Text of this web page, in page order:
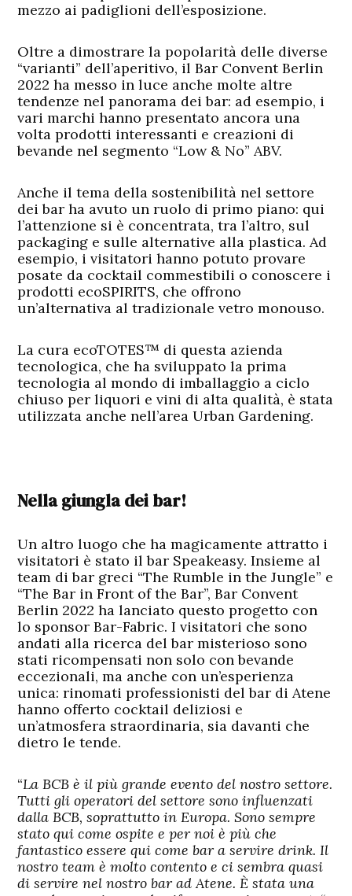
mezzo ai padiglioni dell’esposizione.
Oltre a dimostrare la popolarità delle diverse
“varianti” dell’aperitivo, ilBar Convent Berlin
2022 ha messo in luce anche molte altre
tendenze nel panorama dei bar: ad esempio, i
vari marchi hanno presentato ancora una
volta prodotti interessanti e creazioni di
bevande nel segmento “Low & No” ABV.
Anche il tema della sostenibilità nel settore
dei bar ha avuto un ruolo di primo piano: qui
l’attenzione si è concentrata, tra l’altro, sul
packaging e sulle alternative alla plastica. Ad
esempio, i visitatori hanno potuto provare
posate da cocktail commestibili o conoscere i
prodotti ecoSPIRITS, che offrono
un’alternativa al tradizionale vetro monouso.
La cura ecoTOTES™ di questa azienda
tecnologica, che ha sviluppato la prima
tecnologia al mondo di imballaggio a ciclo
chiuso per liquori e vini di alta qualità, è stata
utilizzata anche nell’area Urban Gardening.
Nella giungla dei bar!
Un altro luogo che ha magicamente attratto i
visitatori è stato il bar Speakeasy. Insieme al
team di bar greci “The Rumble in the Jungle” e
“The Bar in Front of the Bar”, Bar Convent
Berlin 2022 ha lanciato questo progetto con
lo sponsor Bar-Fabric. I visitatori che sono
andati alla ricerca del bar misterioso sono
stati ricompensati non solo con bevande
eccezionali, ma anche con un’esperienza
unica: rinomati professionisti del bar di Atene
hanno offerto cocktail deliziosi e
un’atmosfera straordinaria, sia davanti che
dietro le tende.
“La BCB è il più grande evento del nostro settore.
Tutti gli operatori del settore sono influenzati
dalla BCB, soprattutto in Europa. Sono sempre
stato qui come ospite e per noi è più che
fantastico essere qui come bar a servire drink. Il
nostro team è molto contento e ci sembra quasi
di servire nel nostro bar ad Atene. È stata una